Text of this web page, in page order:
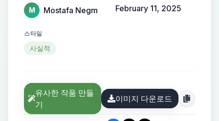
M Mostafa Negm February 11, 2025
스타일
사실적
유사한 작품 만들
기
이미지 다운로드